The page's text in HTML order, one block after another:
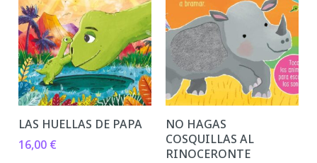
LAS HUELLAS DE PAPA
16,00 €
NO HAGAS
COSQUILLAS AL
RINOCERONTE